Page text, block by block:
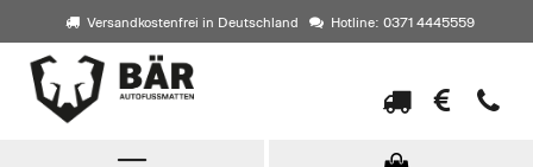
Versandkostenfrei in Deutschland Hotline: 0371 4445559
Direkt
zum
Inhalt